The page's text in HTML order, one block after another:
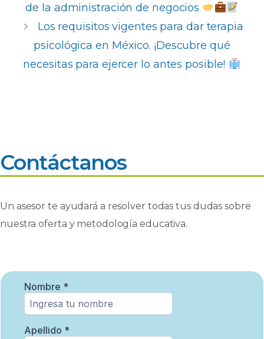
b
o
o
k
A
p
p
dI
n
ar
ti
r
de la administración de negocios ​
Los requisitos vigentes para dar terapia
psicológica en México. ¡Descubre qué
necesitas para ejercer lo antes posible!
Contáctanos
Un asesor te ayudará a resolver todas tus dudas sobre
nuestra oferta y metodología educativa.